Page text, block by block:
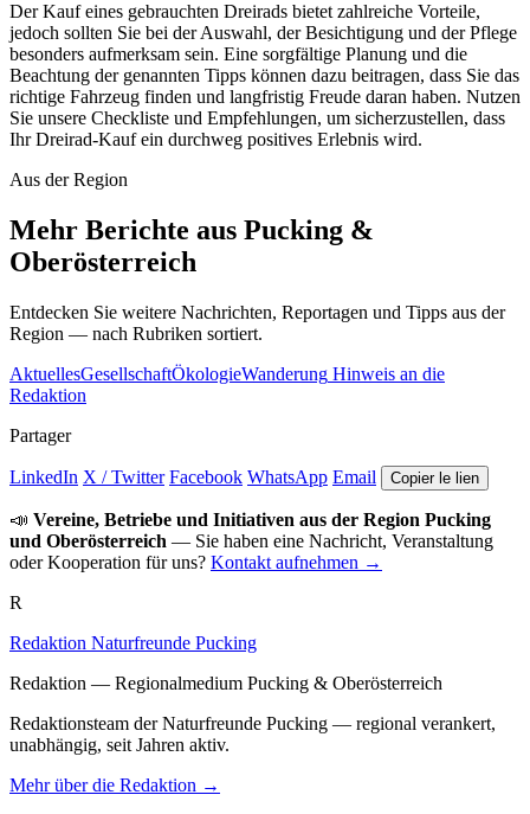
Der Kauf eines gebrauchten Dreirads bietet zahlreiche Vorteile,
jedoch sollten Sie bei der Auswahl, der Besichtigung und der Pflege
besonders aufmerksam sein. Eine sorgfältige Planung und die
Beachtung der genannten Tipps können dazu beitragen, dass Sie das
richtige Fahrzeug finden und langfristig Freude daran haben. Nutzen
Sie unsere Checkliste und Empfehlungen, um sicherzustellen, dass
Ihr Dreirad-Kauf ein durchweg positives Erlebnis wird.
Aus der Region
Mehr Berichte aus Pucking &
Oberösterreich
Entdecken Sie weitere Nachrichten, Reportagen und Tipps aus der
Region — nach Rubriken sortiert.
AktuellesGesellschaftÖkologieWanderung Hinweis an die
Redaktion
Partager
LinkedIn X / Twitter Facebook WhatsApp Email Copier le lien
📣 Vereine, Betriebe und Initiativen aus der Region Pucking
und Oberösterreich — Sie haben eine Nachricht, Veranstaltung
oder Kooperation für uns? Kontakt aufnehmen →
R
Redaktion Naturfreunde Pucking
Redaktion — Regionalmedium Pucking & Oberösterreich
Redaktionsteam der Naturfreunde Pucking — regional verankert,
unabhängig, seit Jahren aktiv.
Mehr über die Redaktion →